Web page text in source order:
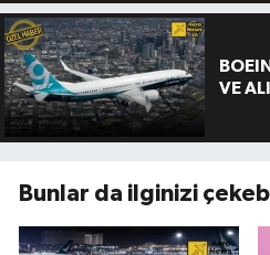
VE
Bunlar da ilginizi